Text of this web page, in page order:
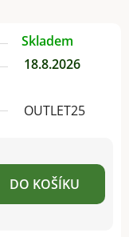
Skladem
18.8.2026
OUTLET25
DO KOŠÍKU